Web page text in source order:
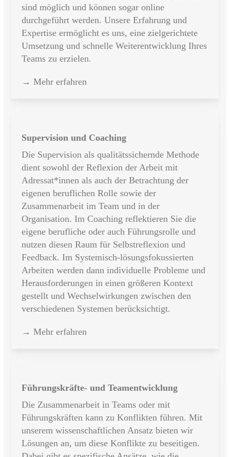
sind möglich und können sogar online
durchgeführt werden. Unsere Erfahrung und
Expertise ermöglicht es uns, eine zielgerichtete
Umsetzung und schnelle Weiterentwicklung Ihres
Teams zu erzielen.
→ Mehr erfahren
Supervision und Coaching
Die Supervision als qualitätssichernde Methode
dient sowohl der Reflexion der Arbeit mit
Adressat*innen als auch der Betrachtung der
eigenen beruflichen Rolle sowie der
Zusammenarbeit im Team und in der
Organisation. Im Coaching reflektieren Sie die
eigene berufliche oder auch Führungsrolle und
nutzen diesen Raum für Selbstreflexion und
Feedback. Im Systemisch-lösungsfokussierten
Arbeiten werden dann individuelle Probleme und
Herausforderungen in einen größeren Kontext
gestellt und Wechselwirkungen zwischen den
verschiedenen Systemen berücksichtigt.
→ Mehr erfahren
Führungskräfte- und Teamentwicklung
Die Zusammenarbeit in Teams oder mit
Führungskräften kann zu Konflikten führen. Mit
unserem wissenschaftlichen Ansatz bieten wir
Lösungen an, um diese Konflikte zu beseitigen.